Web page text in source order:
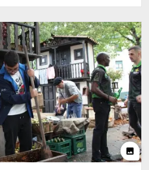
photo